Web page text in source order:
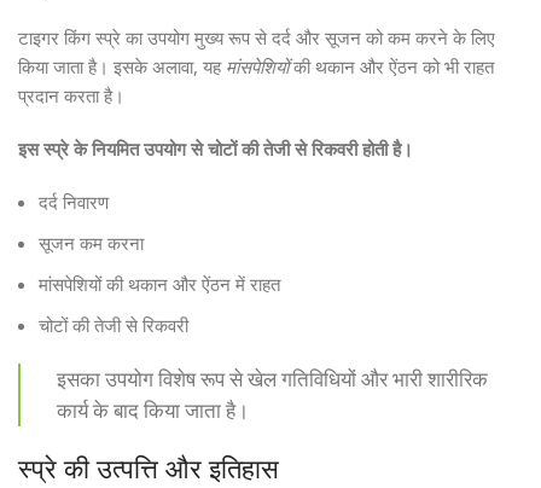
टाइगर किंग स्प्रे का उपयोग मुख्य रूप से दर्द और सूजन को कम करने के लिए
किया जाता है। इसके अलावा, यह मांसपेशियोंकी थकान और ऐंठन को भी राहत
प्रदान करता है।
इस स्प्रे के नियमित उपयोग से चोटों की तेजी से रिकवरी होती है।
दर्द निवारण
सूजन कम करना
मांसपेशियों की थकान और ऐंठन में राहत
चोटों की तेजी से रिकवरी
इसका उपयोग विशेष रूप से खेल गतिविधियों और भारी शारीरिक
कार्य के बाद किया जाता है।
स्प्रे की उत्पत्ति और इतिहास